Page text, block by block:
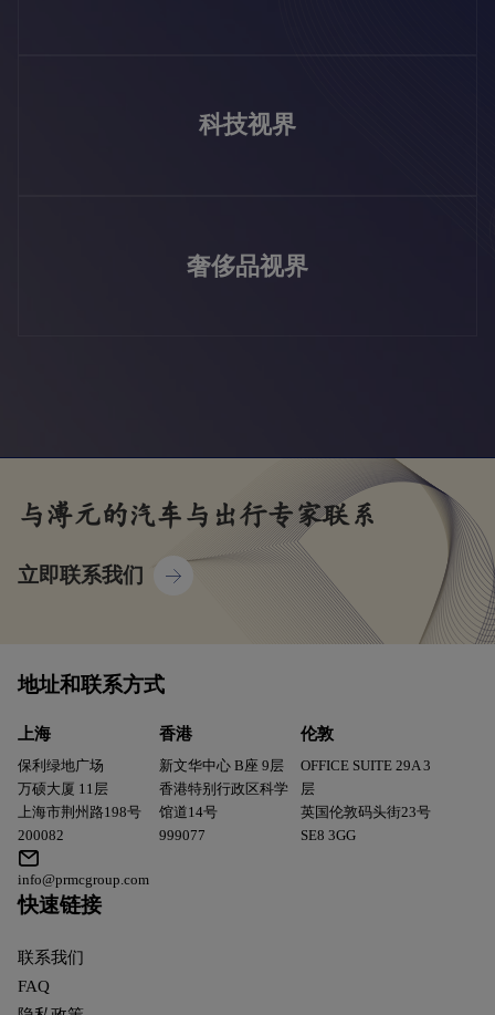
科技视界
奢侈品视界
与溥元的汽车与出行专家联系
立即联系我们
地址和联系方式
上海
保利绿地广场
万硕大厦 11层
上海市荆州路198号
200082
香港
新文华中心 B座 9层
香港特别行政区科学
馆道14号
999077
伦敦
OFFICE SUITE 29A 3
层
英国伦敦码头街23号
SE8 3GG
info@prmcgroup.com
快速链接
联系我们
FAQ